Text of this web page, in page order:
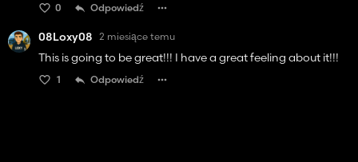
0 Odpowiedź
08Loxy08 2 miesiące temu
This is going to be great!!! I have a great feeling about it!!!
1 Odpowiedź